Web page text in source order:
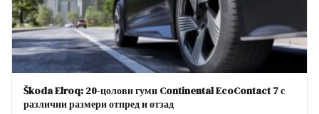
Škoda Elroq: 20-цолови гуми Continental EcoContact 7 с
различни размери отпред и отзад